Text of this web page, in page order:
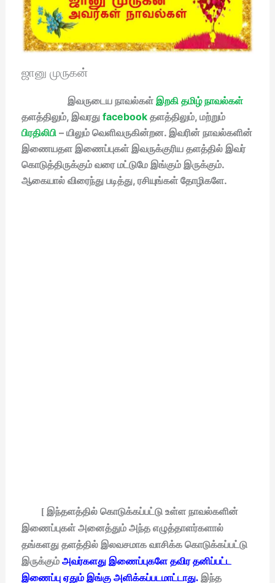
ஜானு முருகன்
இவருடைய நாவல்கள் இறகி தமிழ் நாவல்கள்
தளத்திலும், இவரது facebook தளத்திலும், மற்றும்
பிரதிலிபி – யிலும் வெளிவருகின்றன. இவரின் நாவல்களின்
இணையதள இணைப்புகள் இவருக்குரிய தளத்தில் இவர்
கொடுத்திருக்கும் வரை மட்டுமே இங்கும் இருக்கும்.
ஆகையால் விரைந்து படித்து, ரசியுங்கள் தோழிகளே.
[ இந்தளத்தில் கொடுக்கப்பட்டு உள்ள நாவல்களின்
இணைப்புகள் அனைத்தும் அந்த எழுத்தாளர்களால்
தங்களது தளத்தில் இலவசமாக வாசிக்க கொடுக்கப்பட்டு
இருக்கும் அவர்களது இணைப்புகளே தவிர தனிப்பட்ட
இணைப்பு ஏதும் இங்கு அளிக்கப்படமாட்டாது.இந்த